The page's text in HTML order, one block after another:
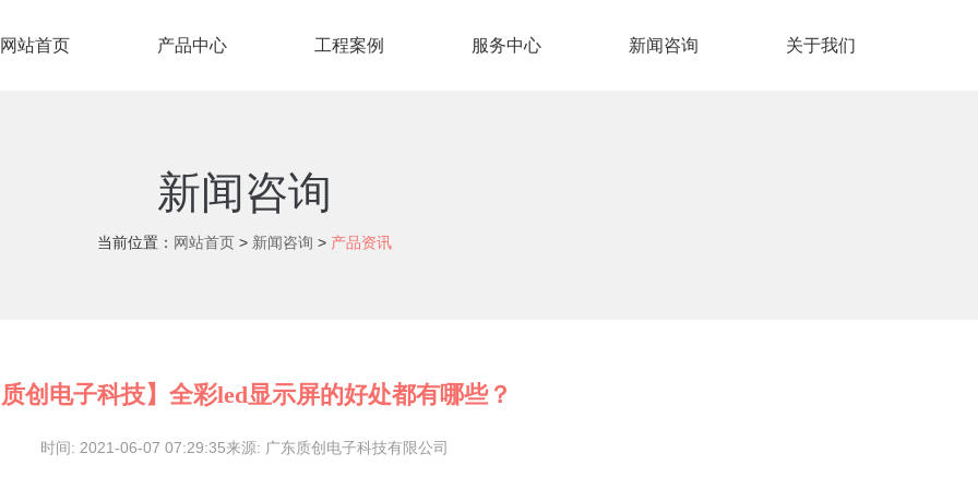
网站首页 产品中心 工程案例 服务中心 新闻咨询 关于我们
新闻咨询
当前位置： 网站首页> 新闻咨询 > 产品资讯
创电子科技】全彩led显示屏的好处都有哪些？
时间: 2021-06-07 07:29:35来源: 广东质创电子科技有限公司